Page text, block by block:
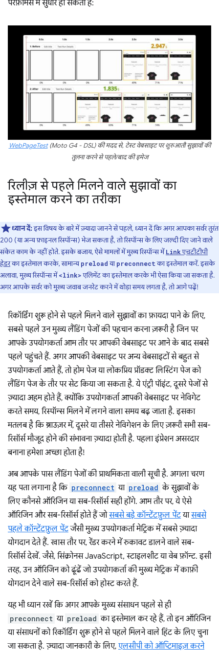
परफ़ॉर्मेंस में सुधार हो सकता है:
WebPageTest(Moto G4 - DSL) की मदद से, टेस्ट वेबसाइट पर शुरुआती सुझावों की
तुलना करने से पहले/बाद की इमेज
रिलीज़ से पहले मिलने वाले सुझावों का
इस्तेमाल करने का तरीका
ध्यान दें:इस विषय के बारे में ज़्यादा जानने से पहले, ध्यान दें कि अगर आपका सर्वर तुरंत
200 (या अन्य फ़ाइनल रिस्पॉन्स) भेज सकता है, तो रिस्पॉन्स के लिए जल्दी दिए जाने वाले
संकेत काम के नहीं होते. इसके बजाय, ऐसे मामलों में मुख्य रिस्पॉन्स मेंLinkएचटीटीपी
हेडरका इस्तेमाल करके, सामान्यpreloadयाpreconnectका इस्तेमाल करें. इसके
अलावा, मुख्य रिस्पॉन्स में<link>एलिमेंट का इस्तेमाल करके भी ऐसा किया जा सकता है.
अगर आपके सर्वर को मुख्य जवाब जनरेट करने में थोड़ा समय लगता है, तो आगे पढ़ें!
रिकॉर्डिंग शुरू होने से पहले मिलने वाले सुझावों का फ़ायदा पाने के लिए,
सबसे पहले उन मुख्य लैंडिंग पेजों की पहचान करना ज़रूरी है जिन पर
आपके उपयोगकर्ता आम तौर पर आपकी वेबसाइट पर आने के बाद सबसे
पहले पहुंचते हैं. अगर आपकी वेबसाइट पर अन्य वेबसाइटों से बहुत से
उपयोगकर्ता आते हैं, तो होम पेज या लोकप्रिय प्रॉडक्ट लिस्टिंग पेज को
लैंडिंग पेज के तौर पर सेट किया जा सकता है. ये एंट्री पॉइंट, दूसरे पेजों से
ज़्यादा अहम होते हैं, क्योंकि उपयोगकर्ता आपकी वेबसाइट पर नेविगेट
करते समय, रिस्पॉन्स मिलने में लगने वाला समय बढ़ जाता है. इसका
मतलब है कि ब्राउज़र में, दूसरे या तीसरे नेविगेशन के लिए ज़रूरी सभी सब-
रिसॉर्स मौजूद होने की संभावना ज़्यादा होती है. पहला इंप्रेशन असरदार
बनाना हमेशा अच्छा होता है!
अब आपके पास लैंडिंग पेजों की प्राथमिकता वाली सूची है. अगला चरण
यह पता लगाना है कि preconnect या preload के सुझावों के
लिए कौनसे ऑरिजिन या सब-रिसॉर्स सही होंगे. आम तौर पर, ये ऐसे
ऑरिजिन और सब-रिसॉर्स होते हैं जोसबसे बड़े कॉन्टेंटफ़ुल पेंटयासबसे
पहले कॉन्टेंटफ़ुल पेंटजैसी मुख्य उपयोगकर्ता मेट्रिक में सबसे ज़्यादा
योगदान देते हैं. खास तौर पर, रेंडर करने में रुकावट डालने वाले सब-
रिसॉर्स देखें. जैसे, सिंक्रोनस JavaScript, स्टाइलशीट या वेब फ़ॉन्ट. इसी
तरह, उन ऑरिजिन को ढूंढें जो उपयोगकर्ता की मुख्य मेट्रिक में काफ़ी
योगदान देने वाले सब-रिसॉर्स को होस्ट करते हैं.
यह भी ध्यान रखें कि अगर आपके मुख्य संसाधन पहले से ही
preconnect या preload का इस्तेमाल कर रहे हैं, तो इन ऑरिजिन
या संसाधनों को रिकॉर्डिंग शुरू होने से पहले मिलने वाले हिंट के लिए चुना
जा सकता है. ज़्यादा जानकारी के लिए, एलसीपी को ऑप्टिमाइज़ करने